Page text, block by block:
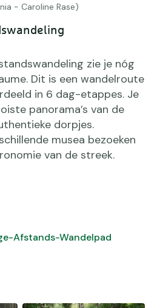
- Caroline Rase)
zie je nóg
Dit is een wandelroute
in 6 dag-etappes. Je
panorama’s van de
dorpjes.
musea bezoeken
van de streek.
Afstands-Wandelpad